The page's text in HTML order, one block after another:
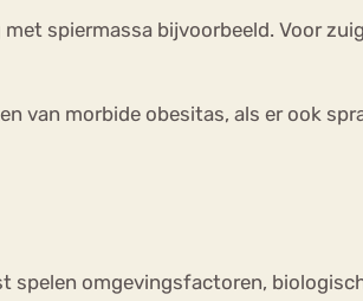
spiermassa bijvoorbeeld. Voor
van morbide obesitas, als er ook
spelen omgevingsfactoren,